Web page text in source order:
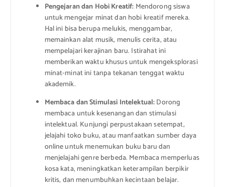
Pengejaran dan Hobi Kreatif: Mendorong siswa
untuk mengejar minat dan hobi kreatif mereka.
Hal ini bisa berupa melukis, menggambar,
memainkan alat musik, menulis cerita, atau
mempelajari kerajinan baru. Istirahat ini
memberikan waktu khusus untuk mengeksplorasi
minat-minat ini tanpa tekanan tenggat waktu
akademik.
Membaca dan Stimulasi Intelektual:Dorong
membaca untuk kesenangan dan stimulasi
intelektual. Kunjungi perpustakaan setempat,
jelajahi toko buku, atau manfaatkan sumber daya
online untuk menemukan buku baru dan
menjelajahi genre berbeda. Membaca memperluas
kosa kata, meningkatkan keterampilan berpikir
kritis, dan menumbuhkan kecintaan belajar.